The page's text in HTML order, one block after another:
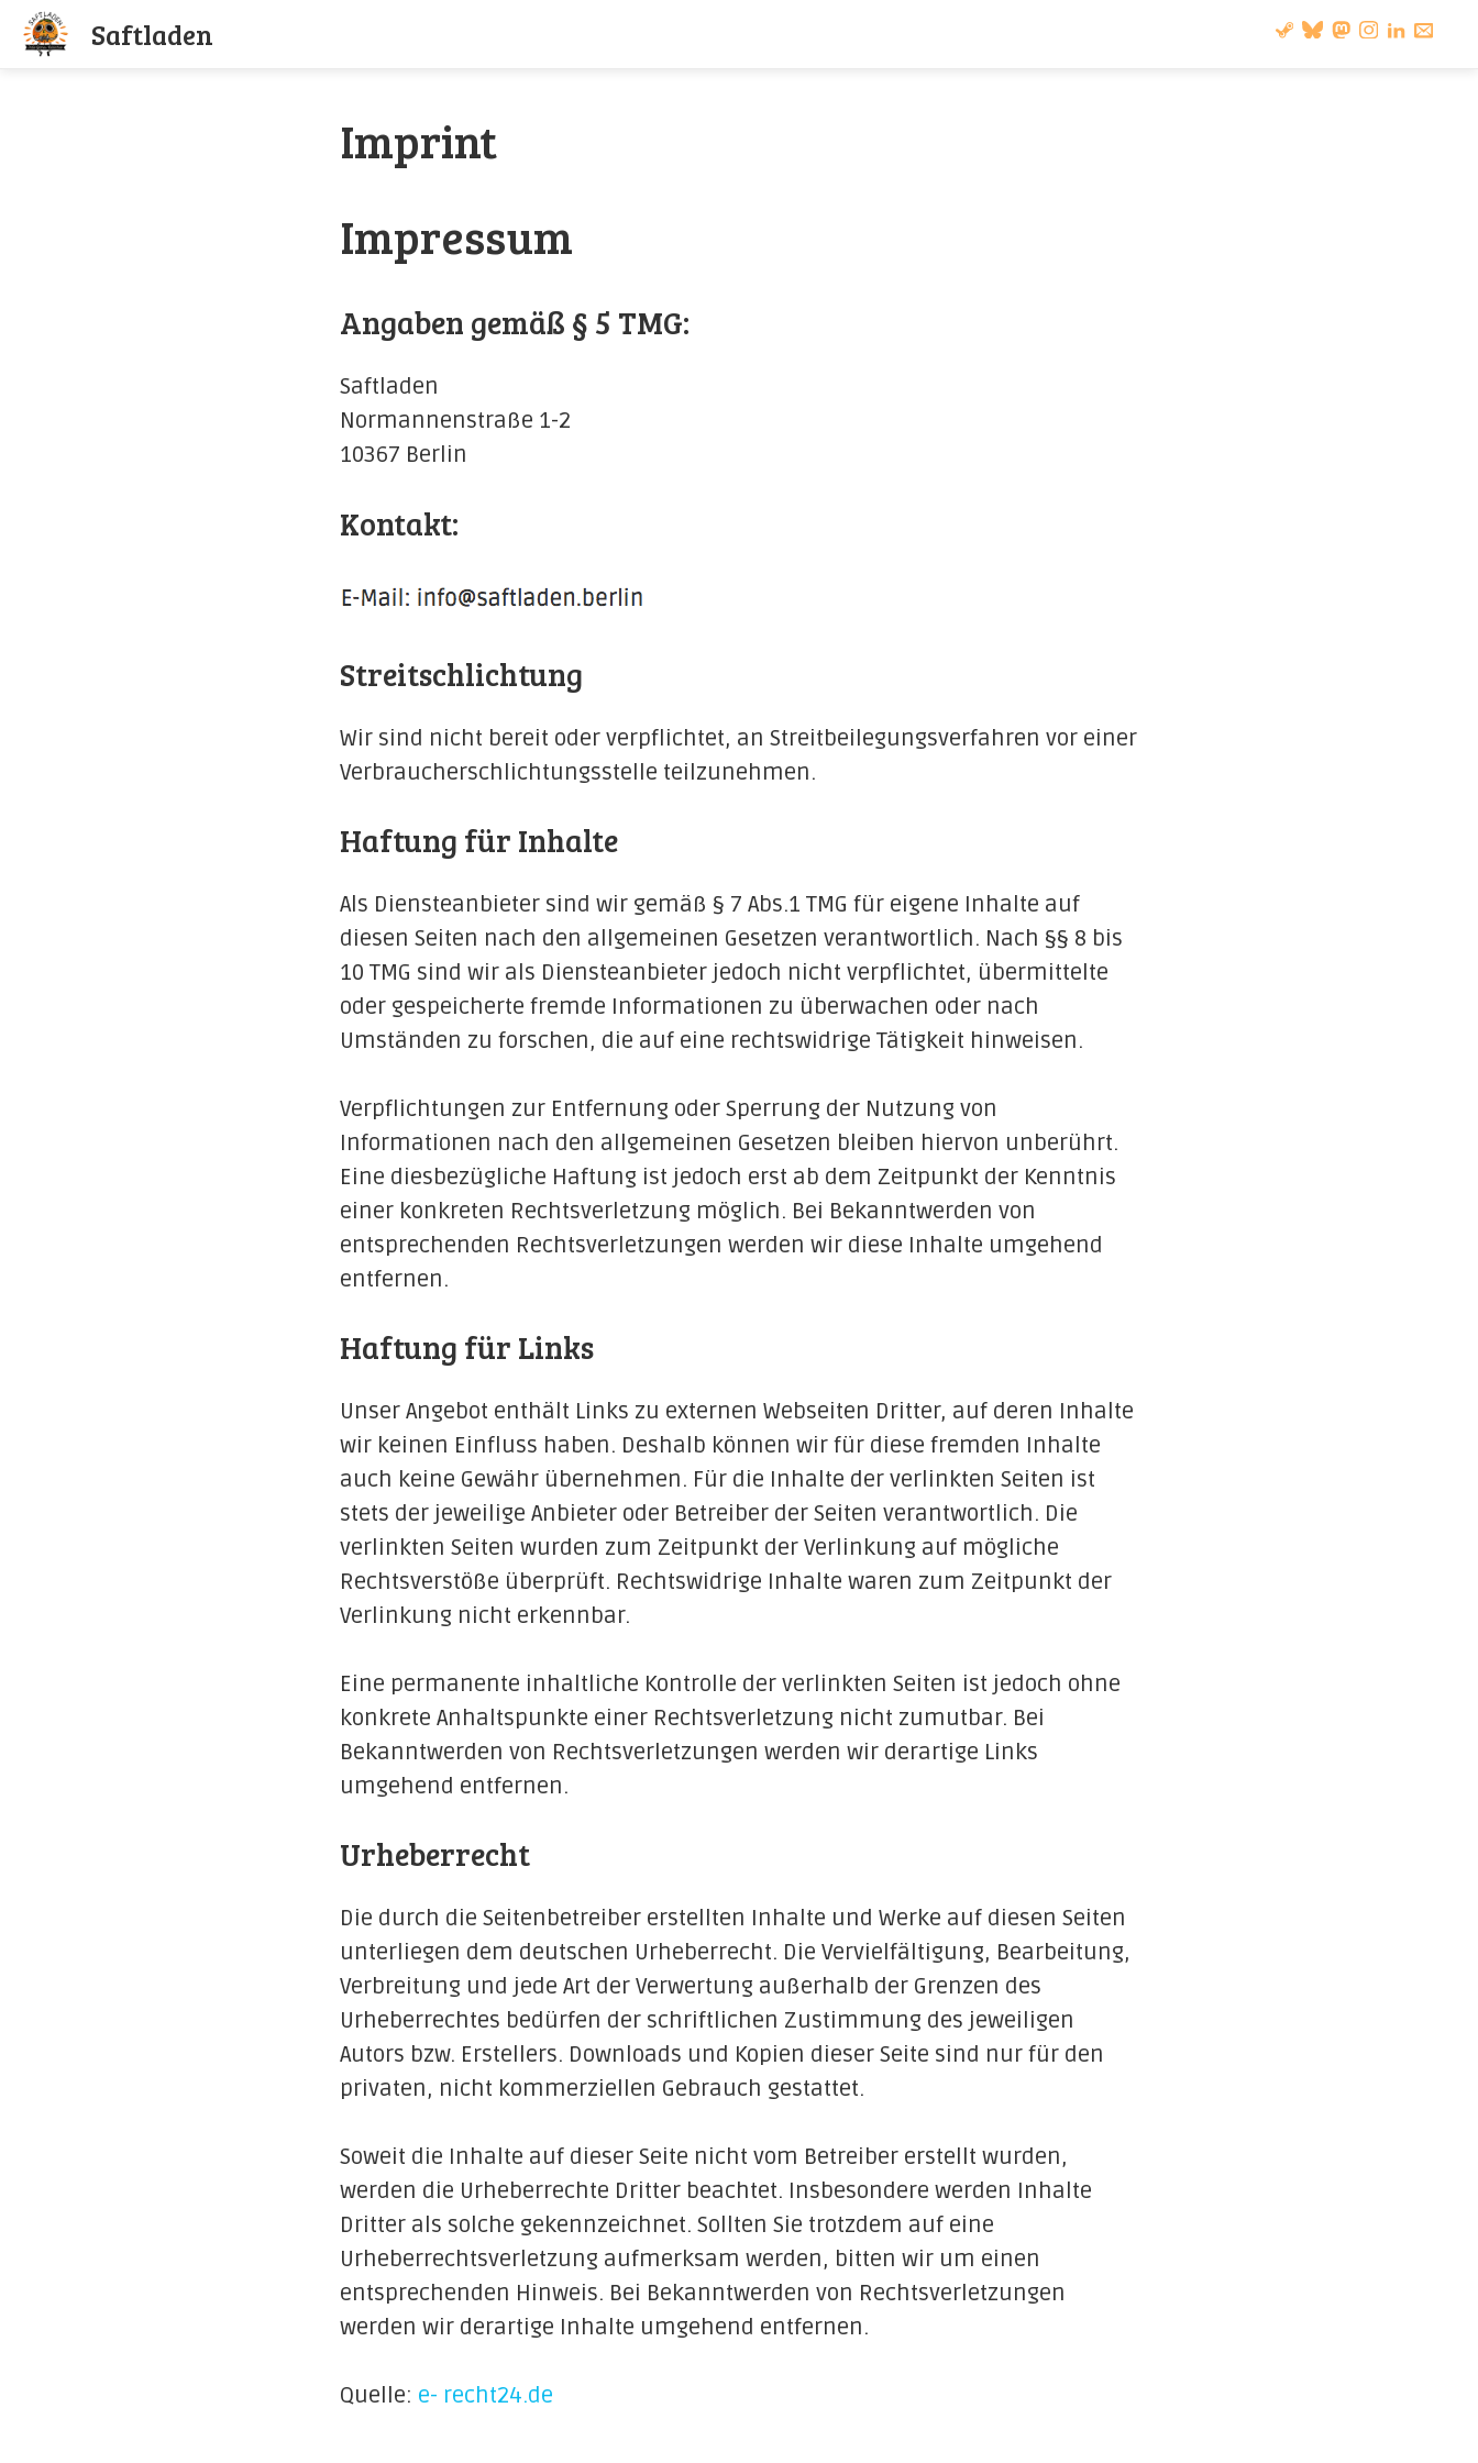
Saftladen
Imprint
Impressum
Angaben gemäß § 5 TMG:
Saftladen
Normannenstraße 1-2
10367 Berlin
Kontakt:
Streitschlichtung
Wir sind nicht bereit oder verpflichtet, an Streitbeilegungsverfahren vor einer
Verbraucherschlichtungsstelle teilzunehmen.
Haftung für Inhalte
Als Diensteanbieter sind wir gemäß § 7 Abs.1 TMG für eigene Inhalte auf
diesen Seiten nach den allgemeinen Gesetzen verantwortlich. Nach §§ 8 bis
10 TMG sind wir als Diensteanbieter jedoch nicht verpflichtet, übermittelte
oder gespeicherte fremde Informationen zu überwachen oder nach
Umständen zu forschen, die auf eine rechtswidrige Tätigkeit hinweisen.
Verpflichtungen zur Entfernung oder Sperrung der Nutzung von
Informationen nach den allgemeinen Gesetzen bleiben hiervon unberührt.
Eine diesbezügliche Haftung ist jedoch erst ab dem Zeitpunkt der Kenntnis
einer konkreten Rechtsverletzung möglich. Bei Bekanntwerden von
entsprechenden Rechtsverletzungen werden wir diese Inhalte umgehend
entfernen.
Haftung für Links
Unser Angebot enthält Links zu externen Webseiten Dritter, auf deren Inhalte
wir keinen Einfluss haben. Deshalb können wir für diese fremden Inhalte
auch keine Gewähr übernehmen. Für die Inhalte der verlinkten Seiten ist
stets der jeweilige Anbieter oder Betreiber der Seiten verantwortlich. Die
verlinkten Seiten wurden zum Zeitpunkt der Verlinkung auf mögliche
Rechtsverstöße überprüft. Rechtswidrige Inhalte waren zum Zeitpunkt der
Verlinkung nicht erkennbar.
Eine permanente inhaltliche Kontrolle der verlinkten Seiten ist jedoch ohne
konkrete Anhaltspunkte einer Rechtsverletzung nicht zumutbar. Bei
Bekanntwerden von Rechtsverletzungen werden wir derartige Links
umgehend entfernen.
Urheberrecht
Die durch die Seitenbetreiber erstellten Inhalte und Werke auf diesen Seiten
unterliegen dem deutschen Urheberrecht. Die Vervielfältigung, Bearbeitung,
Verbreitung und jede Art der Verwertung außerhalb der Grenzen des
Urheberrechtes bedürfen der schriftlichen Zustimmung des jeweiligen
Autors bzw. Erstellers. Downloads und Kopien dieser Seite sind nur für den
privaten, nicht kommerziellen Gebrauch gestattet.
Soweit die Inhalte auf dieser Seite nicht vom Betreiber erstellt wurden,
werden die Urheberrechte Dritter beachtet. Insbesondere werden Inhalte
Dritter als solche gekennzeichnet. Sollten Sie trotzdem auf eine
Urheberrechtsverletzung aufmerksam werden, bitten wir um einen
entsprechenden Hinweis. Bei Bekanntwerden von Rechtsverletzungen
werden wir derartige Inhalte umgehend entfernen.
Quelle: e- recht24.de